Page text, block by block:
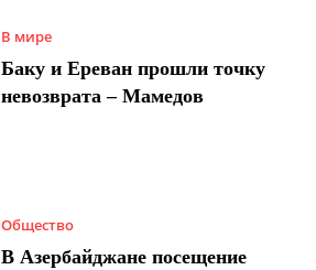
В мире
Баку и Ереван прошли точку
невозврата – Мамедов
Общество
В Азербайджане посещение